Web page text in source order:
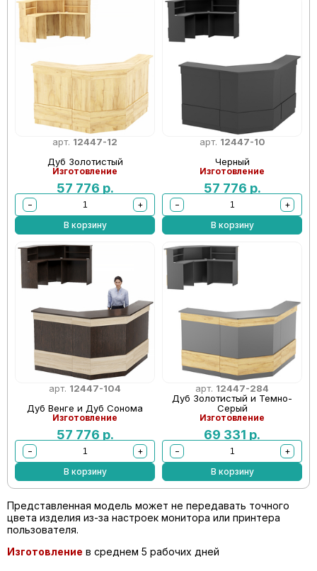
арт. 12447-12
Дуб Золотистый
Изготовление
57 776 р.
−
+
В корзину
арт. 12447-10
Черный
Изготовление
57 776 р.
−
+
В корзину
арт. 12447-104
Дуб Венге и Дуб Сонома
Изготовление
57 776 р.
−
+
В корзину
арт. 12447-284
Дуб Золотистый и Темно-
Серый
Изготовление
69 331 р.
−
+
В корзину
Представленная модель может не передавать точного
цвета изделия из-за настроек монитора или принтера
пользователя.
Изготовление в среднем 5 рабочих дней